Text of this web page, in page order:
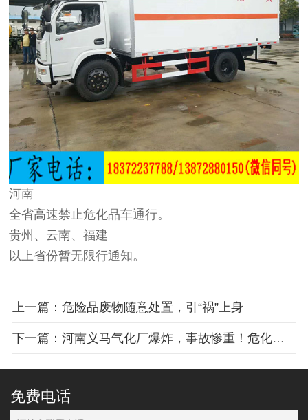
河南
全省高速禁止危化品车通行。
贵州、云南、福建
以上省份暂无限行通知。
上一篇：危险品废物随意处置，引“祸”上身
下一篇：河南义马气化厂爆炸，事故惨重！危化品安全生产警钟长鸣！
免费电话